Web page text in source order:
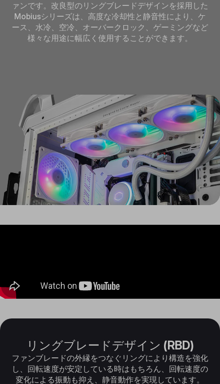
ァンです。改良型のリングブレードデザインを採用した
Mobiusシリーズは、高度な冷却性と静音性により、ケ
ース、水冷、空冷、オーバークロック、ゲーミングなど
様々な用途に幅広く使用することができます。
リングブレードデザイン (RBD)
ファンブレードの外縁をつなぐリングにより構造を強化
し、回転速度が安定している時はもちろん、回転速度の
変化による振動も抑え、静音動作を実現しています。